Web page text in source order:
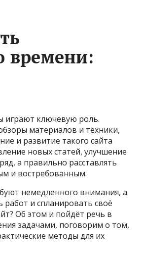
времени:
играют ключевую роль.
материалов и техники,
и развитие такого сайта
новых статей, улучшение
а правильно расставлять
и востребованным.
немедленного внимания, а
и спланировать своё
Об этом и пойдёт речь в
задачами, поговорим о том,
методы для их